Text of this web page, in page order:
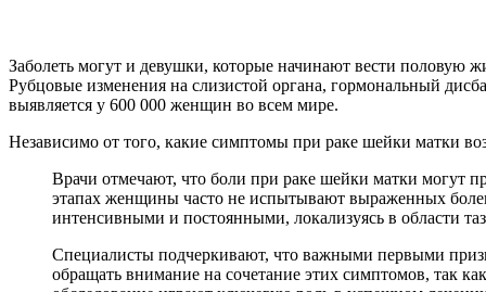
Заболеть могут и девушки, которые начинают вести половую
Рубцовые изменения на слизистой органа, гормональный
выявляется у 600 000 женщин во всем мире.
Независимо от того, какие симптомы при раке шейки матки
Врачи отмечают, что боли при раке шейки матки могут
этапах женщины часто не испытывают выраженных
интенсивными и постоянными, локализуясь в области
Специалисты подчеркивают, что важными первыми
обращать внимание на сочетание этих симптомов, так